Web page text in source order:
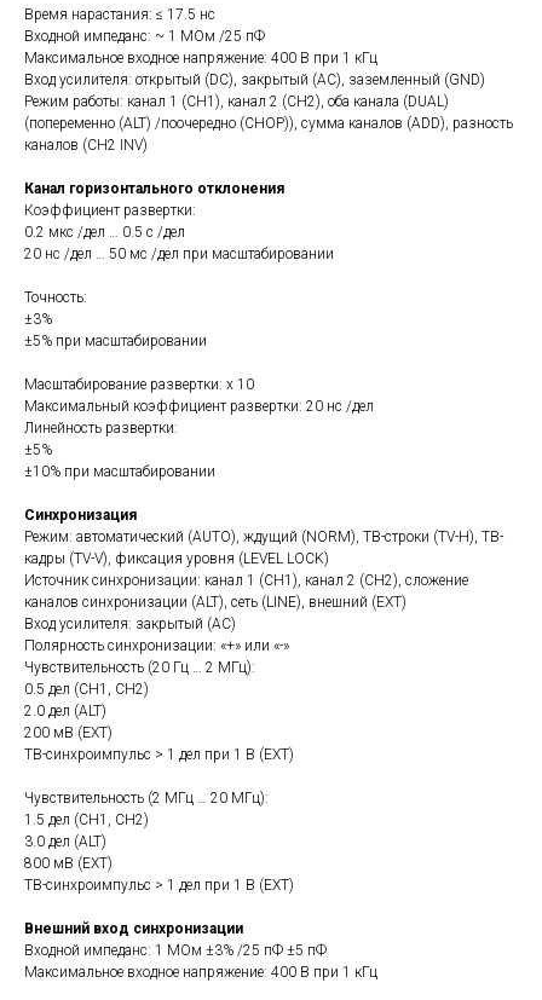
Время нарастания: ≤ 17.5 нс
Входной импеданс: ~ 1 МОм /25 пФ
Максимальное входное напряжение: 400 В при 1 кГц
Вход усилителя: открытый (DC), закрытый (АС), заземленный (GND)
Режим работы: канал 1 (CH1), канал 2 (CH2), оба канала (DUAL)
(попеременно (ALT) /поочередно (CHOP)), сумма каналов (ADD), разность
каналов (CH2 INV)
Канал горизонтального отклонения
Коэффициент развертки:
0.2 мкс /дел … 0.5 с /дел
20 нс /дел … 50 мс /дел при масштабировании
Точность:
±3%
±5% при масштабировании
Масштабирование развертки: х 10
Максимальный коэффициент развертки: 20 нс /дел
Линейность развертки:
±5%
±10% при масштабировании
Синхронизация
Режим: автоматический (AUTO), ждущий (NORM), ТВ-строки (TV-H), ТВ-
кадры (TV-V), фиксация уровня (LEVEL LOCK)
Источник синхронизации: канал 1 (CH1), канал 2 (CH2), сложение
каналов синхронизации (ALT), сеть (LINE), внешний (EXT)
Вход усилителя: закрытый (AC)
Полярность синхронизации: «+» или «-»
Чувствительность (20 Гц … 2 МГц):
0.5 дел (CH1, CH2)
2.0 дел (ALT)
200 мВ (EXT)
ТВ-синхроимпульс > 1 дел при 1 В (EXT)
Чувствительность (2 МГц … 20 МГц):
1.5 дел (CH1, CH2)
3.0 дел (ALT)
800 мВ (EXT)
ТВ-синхроимпульс > 1 дел при 1 В (EXT)
Внешний вход синхронизации
Входной импеданс: 1 МОм ±3% /25 пФ ±5 пФ
Максимальное входное напряжение: 400 В при 1 кГц